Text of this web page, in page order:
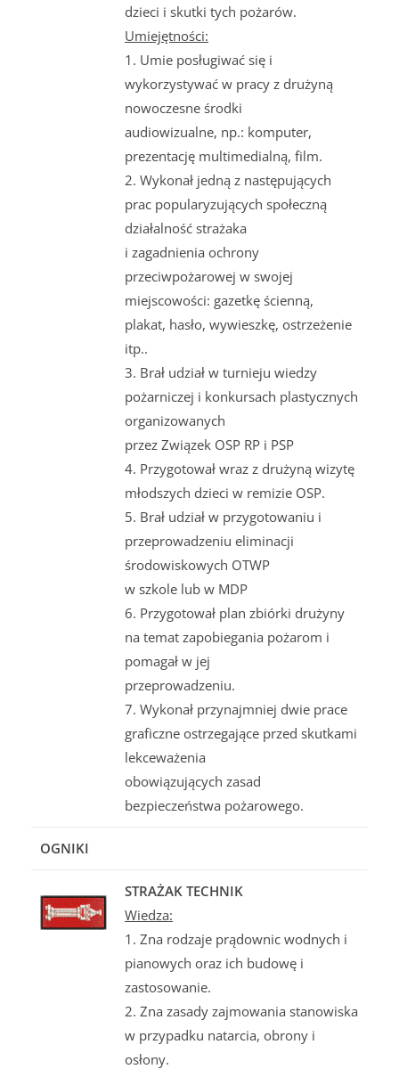
dzieci i skutki tych pożarów.
Umiejętności:
1. Umie posługiwać się i
wykorzystywać w pracy z drużyną
nowoczesne środki
audiowizualne, np.: komputer,
prezentację multimedialną, film.
2. Wykonał jedną z następujących
prac popularyzujących społeczną
działalność strażaka
i zagadnienia ochrony
przeciwpożarowej w swojej
miejscowości: gazetkę ścienną,
plakat, hasło, wywieszkę, ostrzeżenie
itp..
3. Brał udział w turnieju wiedzy
pożarniczej i konkursach plastycznych
organizowanych
przez Związek OSP RP i PSP
4. Przygotował wraz z drużyną wizytę
młodszych dzieci w remizie OSP.
5. Brał udział w przygotowaniu i
przeprowadzeniu eliminacji
środowiskowych OTWP
w szkole lub w MDP
6. Przygotował plan zbiórki drużyny
na temat zapobiegania pożarom i
pomagał w jej
przeprowadzeniu.
7. Wykonał przynajmniej dwie prace
graficzne ostrzegające przed skutkami
lekceważenia
obowiązujących zasad
bezpieczeństwa pożarowego.
OGNIKI
STRAŻAK TECHNIK
Wiedza:
1. Zna rodzaje prądownic wodnych i
pianowych oraz ich budowę i
zastosowanie.
2. Zna zasady zajmowania stanowiska
w przypadku natarcia, obrony i
osłony.